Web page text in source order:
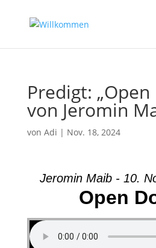
Predigt: „Open
von Jeromin
von Adi | Nov. 18, 2024
Jeromin Maib - 10.
Open